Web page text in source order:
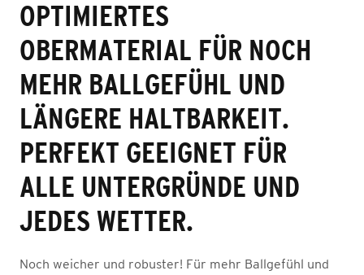
OPTIMIERTES
OBERMATERIAL FÜR NOCH
MEHR BALLGEFÜHL UND
LÄNGERE HALTBARKEIT.
PERFEKT GEEIGNET FÜR
ALLE UNTERGRÜNDE UND
JEDES WETTER.
Noch weicher und robuster! Für mehr Ballgefühl und